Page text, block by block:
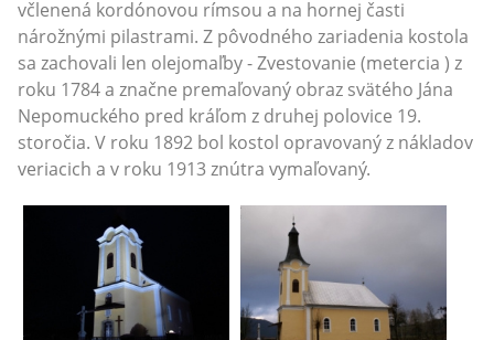
včlenená kordónovou rímsou a na hornej časti
nárožnými pilastrami. Z pôvodného zariadenia kostola
sa zachovali len olejomaľby - Zvestovanie (metercia ) z
roku 1784 a značne premaľovaný obraz svätého Jána
Nepomuckého pred kráľom z druhej polovice 19.
storočia. V roku 1892 bol kostol opravovaný z nákladov
veriacich a v roku 1913 znútra vymaľovaný.